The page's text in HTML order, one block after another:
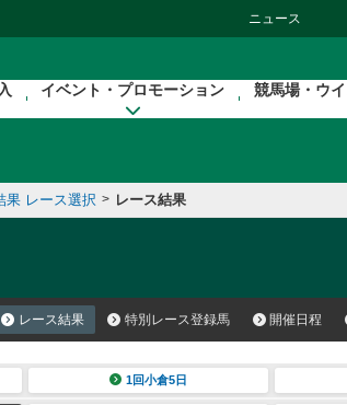
ニュース
イベント・プロモーション 競馬場・ウ
果 レース選択 > レース結果
レース結果 特別レース登録馬 開催日程
1回小倉5日